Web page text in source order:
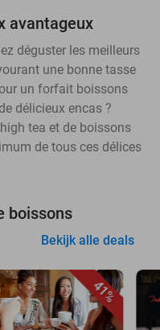
avantageux
déguster les meilleurs
une bonne tasse
un forfait boissons
délicieux encas ?
tea et de boissons
de tous ces délices
boissons
Bekijk alle deals
41%